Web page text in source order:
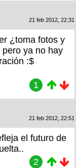
21 feb 2012, 22:31
¿toma fotos y
ya no hay
:$
1
21 feb 2012, 22:51
el futuro de
2